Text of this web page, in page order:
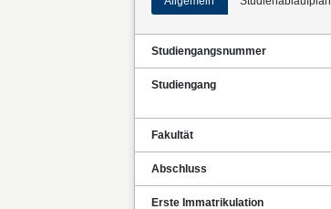
Studiengangsnummer
Studiengang
Fakultät
Abschluss
Erste Immatrikulation